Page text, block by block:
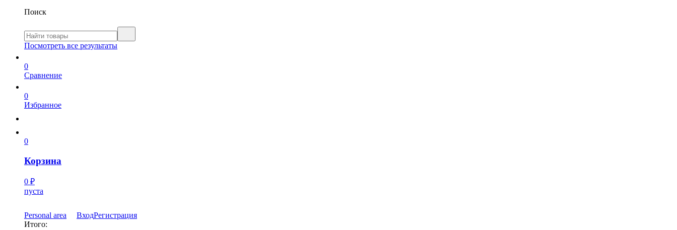
Поиск
Посмотреть все результаты
0
Сравнение
0
Избранное
0
Корзина
0 ₽
пуста
Personal area ВходРегистрация
Итого: